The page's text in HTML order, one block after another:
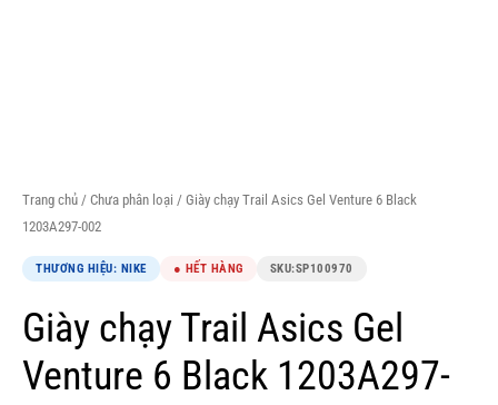
Trang chủ / Chưa phân loại / Giày chạy Trail Asics Gel Venture 6 Black
1203A297-002
THƯƠNG HIỆU: NIKE ● HẾT HÀNG SKU:SP100970
Giày chạy Trail Asics Gel
Venture 6 Black 1203A297-